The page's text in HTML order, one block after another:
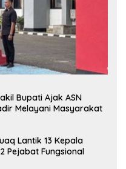
Bupati Ajak ASN
Melayani Masyarakat
Lantik 13 Kepala
Pejabat Fungsional